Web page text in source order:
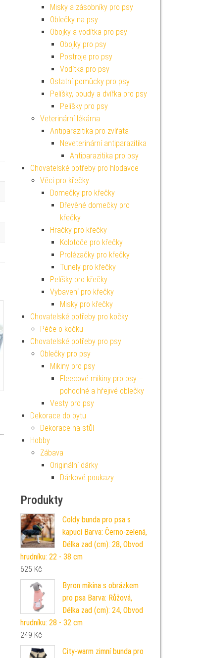
Misky a zásobníky pro psy
Oblečky na psy
Obojky a vodítka pro psy
Obojky pro psy
Postroje pro psy
Vodítka pro psy
Ostatní pomůcky pro psy
Pelíšky, boudy a dvířka pro psy
Pelíšky pro psy
Veterinární lékárna
Antiparazitika pro zvířata
Neveterinární antiparazitika
Antiparazitika pro psy
Chovatelské potřeby pro hlodavce
Věci pro křečky
Domečky pro křečky
Dřevěné domečky pro
křečky
Hračky pro křečky
Kolotoče pro křečky
Prolézačky pro křečky
Tunely pro křečky
Pelíšky pro křečky
Vybavení pro křečky
Misky pro křečky
Chovatelské potřeby pro kočky
Péče o kočku
Chovatelské potřeby pro psy
Oblečky pro psy
Mikiny pro psy
Fleecové mikiny pro psy –
pohodlné a hřejivé oblečky
Vesty pro psy
Dekorace do bytu
Dekorace na stůl
Hobby
Zábava
Originální dárky
Dárkové poukazy
Produkty
Coldy bunda pro psa s
kapucí Barva: Černo-zelená,
Délka zad (cm): 28, Obvod
hrudníku: 22 - 38 cm
625 Kč
Byron mikina s obrázkem
pro psa Barva: Růžová,
Délka zad (cm): 24, Obvod
hrudníku: 28 - 32 cm
249 Kč
City-warm zimní bunda pro